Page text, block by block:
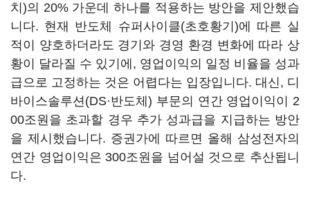
치 )의 20% 가운데 하나를 적용하는 방안을 제안했습
니다. 현재 반도체 슈퍼사이클(초호황기 )에 따른 실
적이 양호하더라도 경기와 경영 환경 변화에 따라 상
황이 달라질 수 있기에 , 영업이익의 일정 비율을 성과
급으로 고정하는 것은 어렵다는 입장입니다. 대신, 디
바이스솔루션(DS·반도체 ) 부문의 연간 영업이익이 2
00조원을 초과할 경우 추가 성과급을 지급하는 방안
을 제시했습니다. 증권가에 따르면 올해 삼성전자의
연간 영업이익은 300조원을 넘어설 것으로 추산됩니
다.